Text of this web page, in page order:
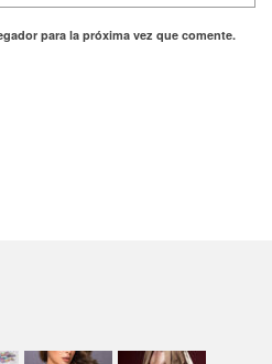
para la próxima vez que comente.